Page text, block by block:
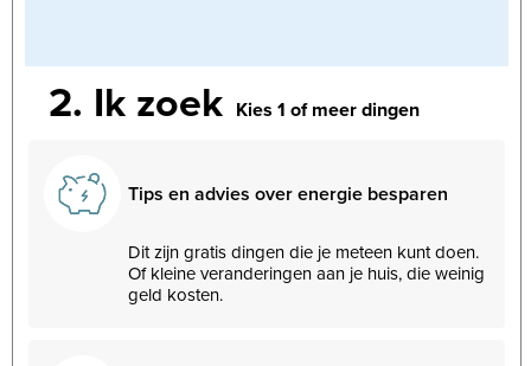
2. Ik zoek Kies 1 of meer dingen
Tips en advies over energie besparen
Dit zijn gratis dingen die je meteen kunt doen.
Of kleine veranderingen aan je huis, die weinig
geld kosten.